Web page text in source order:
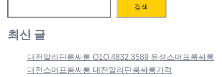
검색
최신 글
대전알라딘룸싸롱 O1O.4832.3589 유성스머프룸싸롱
대전스머프룸싸롱 대전알라딘룸싸롱가격